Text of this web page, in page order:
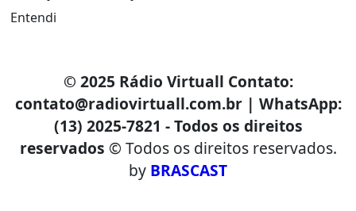
Entendi
© 2025 Rádio Virtuall Contato:
contato@radiovirtuall.com.br | WhatsApp:
(13) 2025-7821 - Todos os direitos
reservados © Todos os direitos reservados.
by BRASCAST